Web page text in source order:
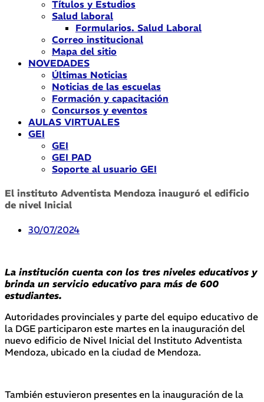
Títulos y Estudios
Salud laboral
Formularios. Salud Laboral
Correo institucional
Mapa del sitio
NOVEDADES
Últimas Noticias
Noticias de las escuelas
Formación y capacitación
Concursos y eventos
AULAS VIRTUALES
GEI
GEI
GEI PAD
Soporte al usuario GEI
El instituto Adventista Mendoza inauguró el edificio
de nivel Inicial
30/07/2024
La institución cuenta con los tres niveles educativos y
brinda un servicio educativo para más de 600
estudiantes.
Autoridades provinciales y parte del equipo educativo de
la DGE participaron este martes en la inauguración del
nuevo edificio de Nivel Inicial del Instituto Adventista
Mendoza, ubicado en la ciudad de Mendoza.
También estuvieron presentes en la inauguración de la